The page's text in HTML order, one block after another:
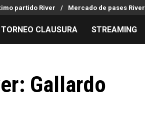
partido River Mercado de pases River
Streaming
Entradas
TORNEO CLAUSURA STREAMING
Gallardo